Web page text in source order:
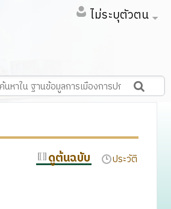
ไม่ระบุตัวตน
ดูต้นฉบับ ประวัติ